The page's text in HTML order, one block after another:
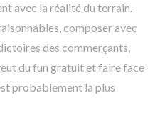
avec la réalité du terrain.
composer avec
des commerçants,
du fun gratuit et faire face
probablement la plus